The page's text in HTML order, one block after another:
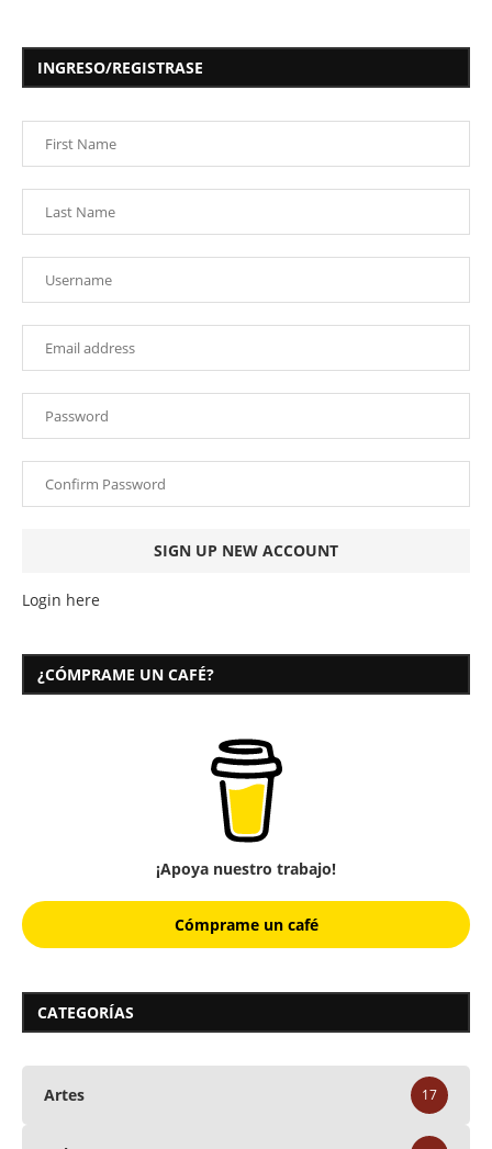
INGRESO/REGISTRASE
Login here
¿CÓMPRAME UN CAFÉ?
¡Apoya nuestro trabajo!
Cómprame un café
CATEGORÍAS
Artes 17